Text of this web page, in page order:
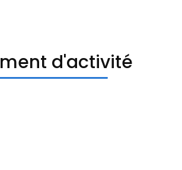
d'activité